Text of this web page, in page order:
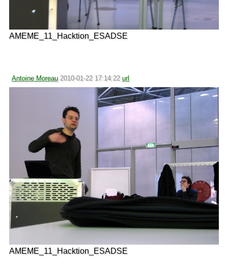
AMEME_11_Hacktion_ESADSE
Antoine Moreau 2010-01-22 17:14:22 url
AMEME_11_Hacktion_ESADSE